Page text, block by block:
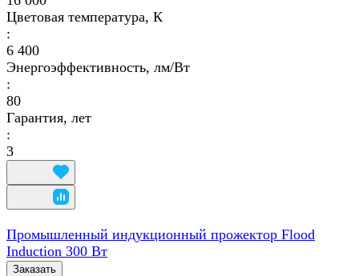
Цветовая температура, К
:
6 400
Энергоэффективность, лм/Вт
:
80
Гарантия, лет
:
3
Промышленный индукционный прожектор Flood
Induction 300 Вт
Заказать